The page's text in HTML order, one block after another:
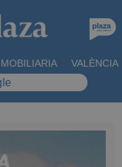
VALÈNCIA